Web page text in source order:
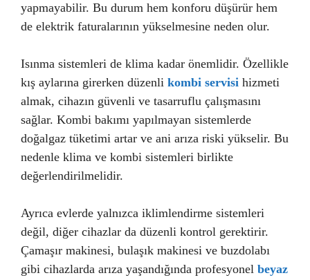
yapmayabilir. Bu durum hem konforu düşürür hem
de elektrik faturalarının yükselmesine neden olur.
Isınma sistemleri de klima kadar önemlidir. Özellikle
kış aylarına girerken düzenli kombi servisi hizmeti
almak, cihazın güvenli ve tasarruflu çalışmasını
sağlar. Kombi bakımı yapılmayan sistemlerde
doğalgaz tüketimi artar ve ani arıza riski yükselir. Bu
nedenle klima ve kombi sistemleri birlikte
değerlendirilmelidir.
Ayrıca evlerde yalnızca iklimlendirme sistemleri
değil, diğer cihazlar da düzenli kontrol gerektirir.
Çamaşır makinesi, bulaşık makinesi ve buzdolabı
gibi cihazlarda arıza yaşandığında profesyonel beyaz